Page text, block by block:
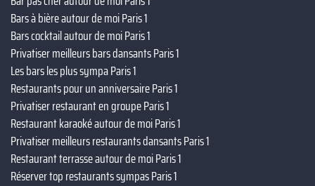
Bars à bière autour de moi Paris 1
Bars cocktail autour de moi Paris 1
Privatiser meilleurs bars dansants Paris 1
Les bars les plus sympa Paris 1
Restaurants pour un anniversaire Paris 1
Privatiser restaurant en groupe Paris 1
Restaurant karaoké autour de moi Paris 1
Privatiser meilleurs restaurants dansants Paris 1
Restaurant terrasse autour de moi Paris 1
Réserver top restaurants sympas Paris 1